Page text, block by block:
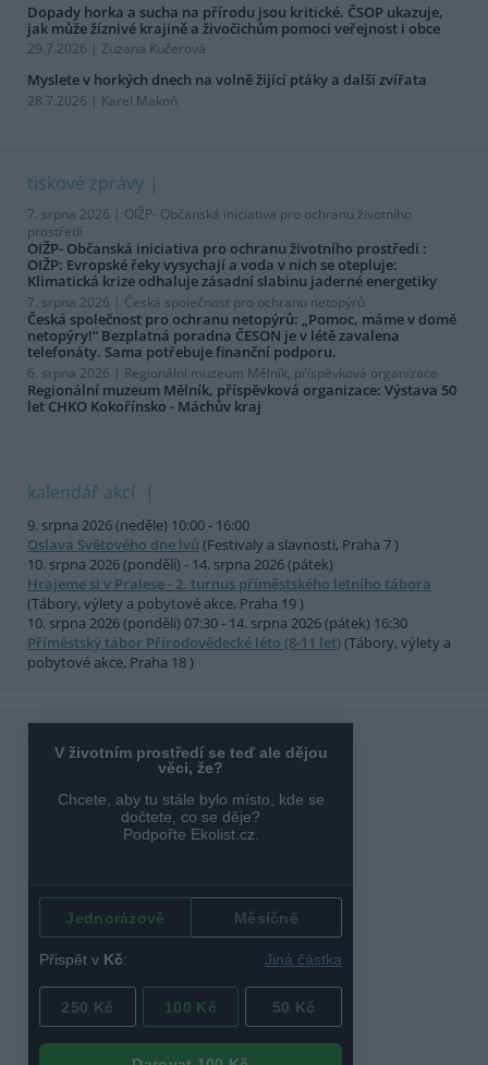
Dopady horka a sucha na přírodu jsou kritické. ČSOP ukazuje,
jak může žíznivé krajině a živočichům pomoci veřejnost i obce
29.7.2026 | Zuzana Kučerová
Myslete v horkých dnech na volně žijící ptáky a další zvířata
28.7.2026 | Karel Makoň
tiskové zprávy
7. srpna 2026 | OIŽP- Občanská iniciativa pro ochranu životního
prostředí
OIŽP- Občanská iniciativa pro ochranu životního prostředí :
OIŽP: Evropské řeky vysychají a voda v nich se otepluje:
Klimatická krize odhaluje zásadní slabinu jaderné energetiky
7. srpna 2026 | Česká společnost pro ochranu netopýrů
Česká společnost pro ochranu netopýrů: „Pomoc, máme v domě
netopýry!“ Bezplatná poradna ČESON je v létě zavalena
telefonáty. Sama potřebuje finanční podporu.
6. srpna 2026 | Regionální muzeum Mělník, příspěvková organizace
Regionální muzeum Mělník, příspěvková organizace: Výstava 50
let CHKO Kokořínsko - Máchův kraj
kalendář akcí
9. srpna 2026 (neděle) 10:00 - 16:00
Oslava Světového dne lvů (Festivaly a slavnosti, Praha 7 )
10. srpna 2026 (pondělí) - 14. srpna 2026 (pátek)
Hrajeme si v Pralese - 2. turnus příměstského letního tábora
(Tábory, výlety a pobytové akce, Praha 19 )
10. srpna 2026 (pondělí) 07:30 - 14. srpna 2026 (pátek) 16:30
Příměstský tábor Přírodovědecké léto (8-11 let)(Tábory, výlety a
pobytové akce, Praha 18 )